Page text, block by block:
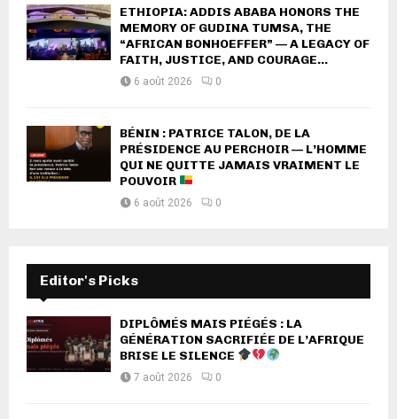
ETHIOPIA: ADDIS ABABA HONORS THE
MEMORY OF GUDINA TUMSA, THE
“AFRICAN BONHOEFFER” — A LEGACY OF
FAITH, JUSTICE, AND COURAGE...
6 août 2026 0
BÉNIN : PATRICE TALON, DE LA
PRÉSIDENCE AU PERCHOIR — L’HOMME
QUI NE QUITTE JAMAIS VRAIMENT LE
POUVOIR
6 août 2026 0
Editor's Picks
DIPLÔMÉS MAIS PIÉGÉS : LA
GÉNÉRATION SACRIFIÉE DE L’AFRIQUE
BRISE LE SILENCE
7 août 2026 0